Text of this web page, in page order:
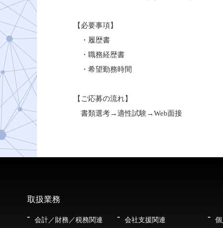
【必要事項】
・履歴書
・職務経歴書
・希望勤務時間
【ご応募の流れ】
書類選考→適性試験→Web面接
取扱業務
会計／財務／税務関連 会社支援関連